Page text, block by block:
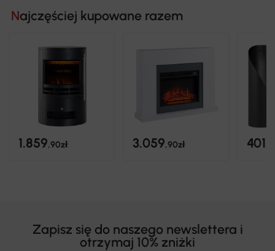
Najczęściej kupowane razem
1.859,90zł 3.059,90zł 401
Zapisz się do naszego newslettera i
otrzymaj 10% zniżki